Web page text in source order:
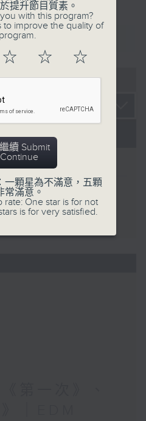
2026
供節目重溫。
available after
Away
-
Mak &
Me
提升節目質素。
with this program?
to improve the quality of
☆ ☆ ☆
續 Submit
一顆星為不滿意，五顆
常滿意。
rate: One star is for not
is for very satisfied.